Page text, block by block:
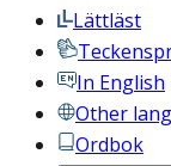
Lättläst
In English
Other
Ordbok